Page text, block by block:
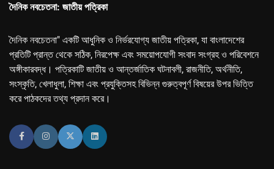
দৈনিক নবচেতনা: জাতীয় পত্রিকা
দৈনিক নবচেতনা" একটি আধুনিক ও নির্ভরযোগ্য জাতীয় পত্রিকা, যা বাংলাদেশের
প্রতিটি প্রান্ত থেকে সঠিক, নিরপেক্ষ এবং সময়োপযোগী সংবাদ সংগ্রহ ও পরিবেশনে
অঙ্গীকারবদ্ধ। পত্রিকাটি জাতীয় ও আন্তর্জাতিক ঘটনাবলী, রাজনীতি, অর্থনীতি,
সংস্কৃতি, খেলাধুলা, শিক্ষা এবং প্রযুক্তিসহ বিভিন্ন গুরুত্বপূর্ণ বিষয়ের উপর ভিত্তি
করে পাঠকদের তথ্য প্রদান করে।